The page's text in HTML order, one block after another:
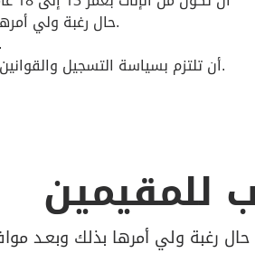
حال رغبة ولي أمرها بذلك وبعد موافقة سجايا فتيات الشارقة.
2- أن تكون لائقة صحياً لممارسة الأنشطة.
3- أن تلتزم بسياسة التسجيل والقوانين العامة في مراكز سجايا فتيات الشارقة.
للمقيمين